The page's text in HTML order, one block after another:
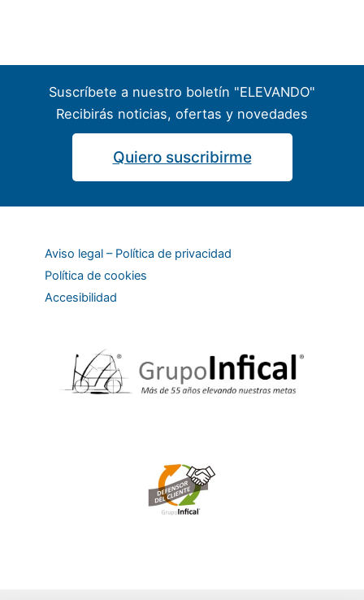
Suscríbete a nuestro boletín "ELEVANDO"
Recibirás noticias, ofertas y novedades
Quiero suscribirme
Aviso legal – Política de privacidad
Política de cookies
Accesibilidad